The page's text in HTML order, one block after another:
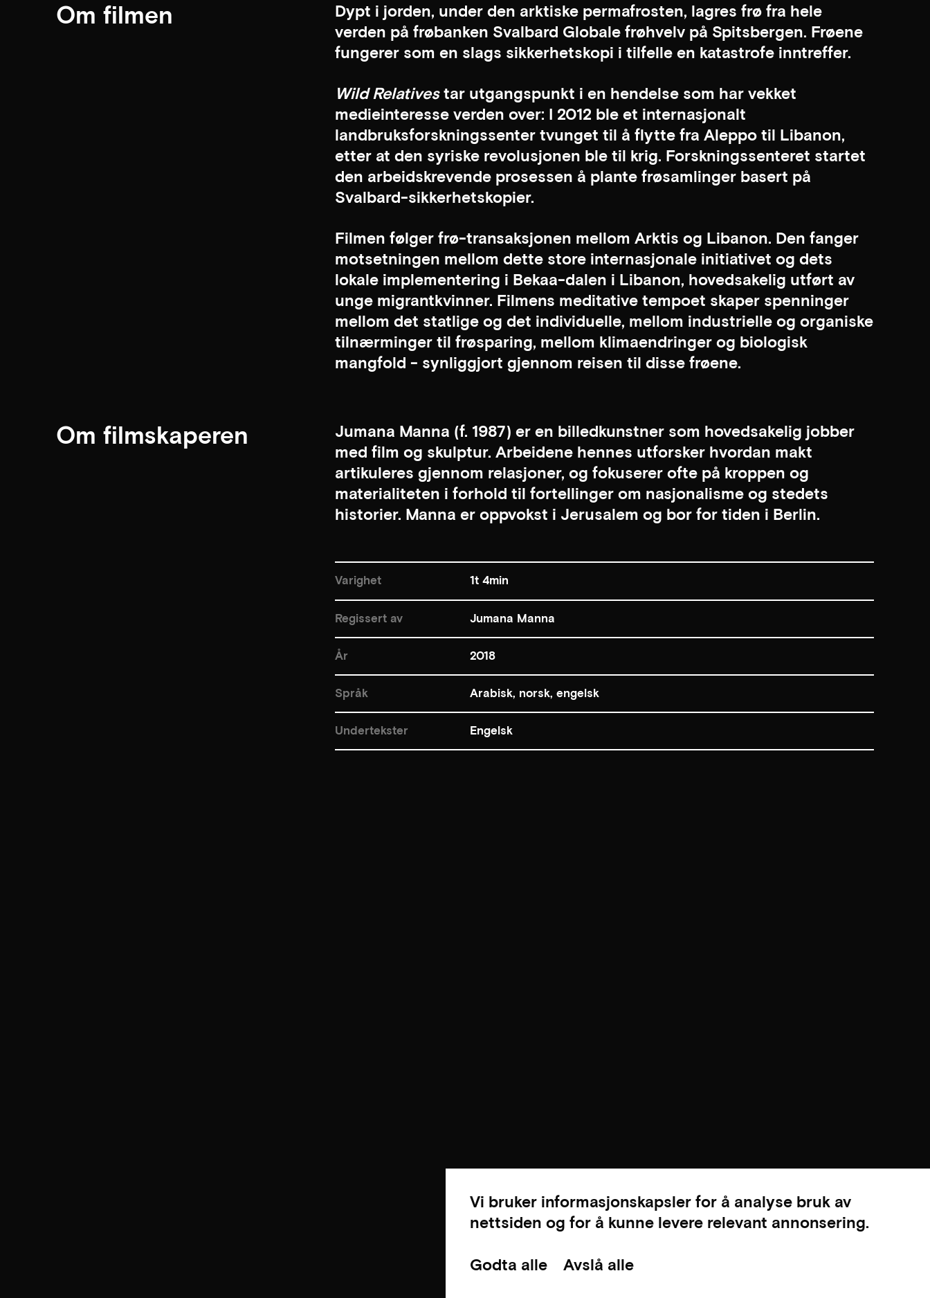
Vi bruker informasjonskapsler for å analyse bruk av
nettsiden og for å kunne levere relevant annonsering.
Godta alle Avslå alle
Om filmen
Dypt i jorden, under den arktiske permafrosten, lagres frø fra hele
verden på frøbanken Svalbard Globale frøhvelv på Spitsbergen. Frøene
fungerer som en slags sikkerhetskopi i tilfelle en katastrofe inntreffer.
Wild Relativestar utgangspunkt i en hendelse som har vekket
medieinteresse verden over: I 2012 ble et internasjonalt
landbruksforskningssenter tvunget til å flytte fra Aleppo til Libanon,
etter at den syriske revolusjonen ble til krig. Forskningssenteret startet
den arbeidskrevende prosessen å plante frøsamlinger basert på
Svalbard-sikkerhetskopier.
Filmen følger frø-transaksjonen mellom Arktis og Libanon. Den fanger
motsetningen mellom dette store internasjonale initiativet og dets
lokale implementering i Bekaa-dalen i Libanon, hovedsakelig utført av
unge migrantkvinner. Filmens meditative tempoet skaper spenninger
mellom det statlige og det individuelle, mellom industrielle og organiske
tilnærminger til frøsparing, mellom klimaendringer og biologisk
mangfold - synliggjort gjennom reisen til disse frøene.
Om filmskaperen
Jumana Manna (f. 1987) er en billedkunstner som hovedsakelig jobber
med film og skulptur. Arbeidene hennes utforsker hvordan makt
artikuleres gjennom relasjoner, og fokuserer ofte på kroppen og
materialiteten i forhold til fortellinger om nasjonalisme og stedets
historier. Manna er oppvokst i Jerusalem og bor for tiden i Berlin.
Varighet 1t 4min
Regissert av Jumana Manna
År 2018
Språk Arabisk, norsk, engelsk
Undertekster Engelsk